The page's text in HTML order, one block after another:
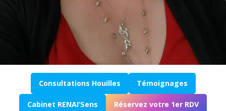
Consultations Houilles Témoignages
Cabinet RENAI’Sens Réservez votre 1er RDV